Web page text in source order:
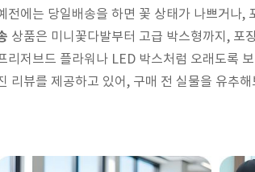
전에는 당일배송을 하면 꽃 상태가 나쁘거나,
상품은 미니꽃다발부터 고급 박스형까지, 포
리저브드 플라워나 LED 박스처럼 오래도록
리뷰를 제공하고 있어, 구매 전 실물을 유추